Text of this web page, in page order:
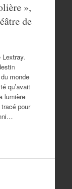
»,
de
monde
qu’avait
lumière
pour